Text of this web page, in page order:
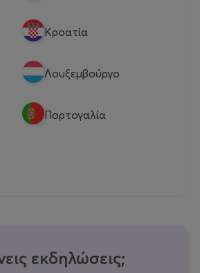
Κροατία
Λουξεμβούργο
Πορτογαλία
εκδηλώσεις;